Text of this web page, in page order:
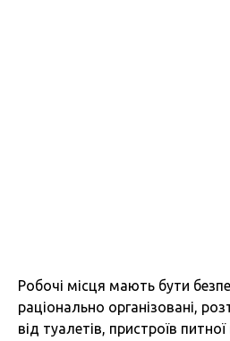
Робочі місця мають бути
раціонально організовані,
від туалетів, пристроїв